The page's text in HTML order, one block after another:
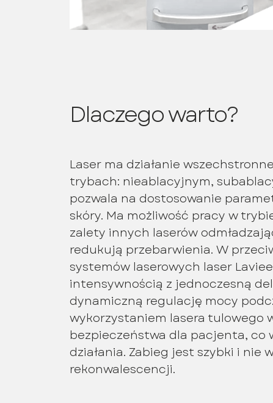
Dlaczego warto?
Laser ma działanie
trybach: nieablacyjnym,
pozwala na dostosowanie
skóry. Ma możliwość pracy w
zalety innych laserów
redukują przebarwienia. W
systemów laserowych laser
intensywnością z jednoczesną
dynamiczną regulację mocy
wykorzystaniem lasera tulowego
bezpieczeństwa dla pacjenta, co
działania. Zabieg jest szybki i nie
rekonwalescencji.